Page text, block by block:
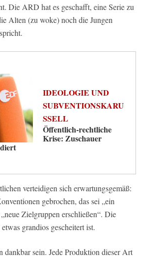
Die ARD hat es geschafft, eine Serie zu
Alten (zu woke) noch die Jungen
IDEOLOGIE UND
SUBVENTIONSKARU
SSELL
Öffentlich-rechtliche
Krise: Zuschauer
verteidigen sich erwartungsgemäß:
gebrochen, das sei „ein
Zielgruppen erschließen“. Die
grandios gescheitert ist.
dankbar sein. Jede Produktion dieser Art